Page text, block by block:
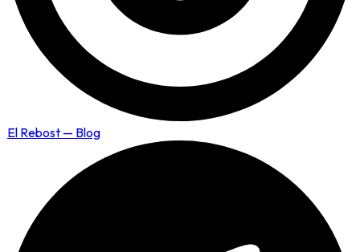
El Rebost — Blog